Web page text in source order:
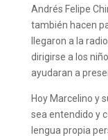
Andrés Felipe
también hacen
llegaron a la
dirigirse a los
ayudaran a
Hoy Marcelino y
sea entendido y
lengua propia